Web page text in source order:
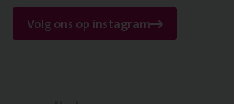
Volg ons op instagram